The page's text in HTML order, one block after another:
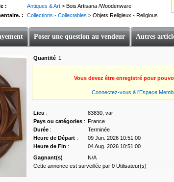
: Antiques & Art > Bois Artisana /Woodenware
:
Collections - Collectables > Objets Religieux - Religious
Poser une question au vendeur Autres
Quantité 1
Vous devez être enregistré pour
Connectez-vous à l'Espace
Lieu :
83830, var
Pays ou catégories : France
Durée :
Terminée
Heure de Départ :
09 Jun. 2026 10:51:00
Heure de Fin :
04 Aug. 2026 10:51:00
Gagnant(s)
N/A
Cette annonce est surveillée par 0 Utilisateur(s)